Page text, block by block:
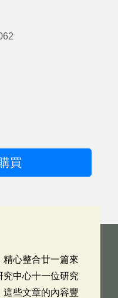
買
心整合廿一篇來
究中心十一位研究
這些文章的內容豐